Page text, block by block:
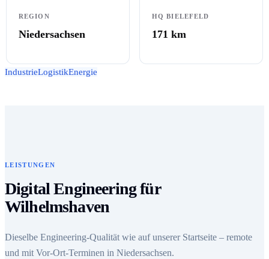
REGION
Niedersachsen
HQ BIELEFELD
171 km
IndustrieLogistikEnergie
LEISTUNGEN
Digital Engineering für
Wilhelmshaven
Dieselbe Engineering-Qualität wie auf unserer Startseite – remote
und mit Vor-Ort-Terminen in Niedersachsen.